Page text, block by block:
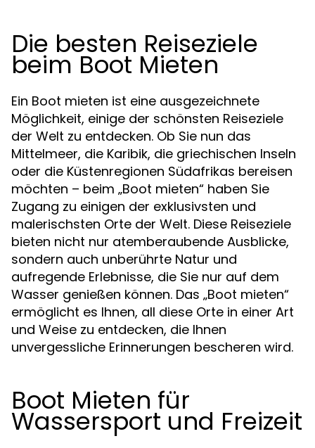
Die besten Reiseziele
beim Boot Mieten
Ein Boot mieten ist eine ausgezeichnete
Möglichkeit, einige der schönsten Reiseziele
der Welt zu entdecken. Ob Sie nun das
Mittelmeer, die Karibik, die griechischen Inseln
oder die Küstenregionen Südafrikas bereisen
möchten – beim „Boot mieten“ haben Sie
Zugang zu einigen der exklusivsten und
malerischsten Orte der Welt. Diese Reiseziele
bieten nicht nur atemberaubende Ausblicke,
sondern auch unberührte Natur und
aufregende Erlebnisse, die Sie nur auf dem
Wasser genießen können. Das „Boot mieten“
ermöglicht es Ihnen, all diese Orte in einer Art
und Weise zu entdecken, die Ihnen
unvergessliche Erinnerungen bescheren wird.
Boot Mieten für
Wassersport und Freizeit